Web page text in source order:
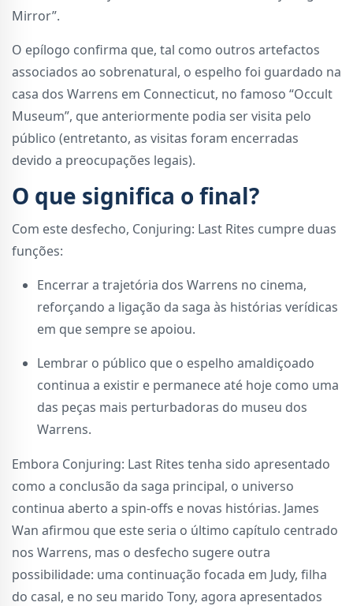
Mirror”.
O epílogo confirma que, tal como outros artefactos
associados ao sobrenatural, o espelho foi guardado na
casa dos Warrens em Connecticut, no famoso “Occult
Museum”, que anteriormente podia ser visita pelo
público (entretanto, as visitas foram encerradas
devido a preocupações legais).
O que significa o final?
Com este desfecho, Conjuring: Last Rites cumpre duas
funções:
Encerrar a trajetória dos Warrens no cinema,
reforçando a ligação da saga às histórias verídicas
em que sempre se apoiou.
Lembrar o público que o espelho amaldiçoado
continua a existir e permanece até hoje como uma
das peças mais perturbadoras do museu dos
Warrens.
Embora Conjuring: Last Rites tenha sido apresentado
como a conclusão da saga principal, o universo
continua aberto a spin-offs e novas histórias. James
Wan afirmou que este seria o último capítulo centrado
nos Warrens, mas o desfecho sugere outra
possibilidade: uma continuação focada em Judy, filha
do casal, e no seu marido Tony, agora apresentados